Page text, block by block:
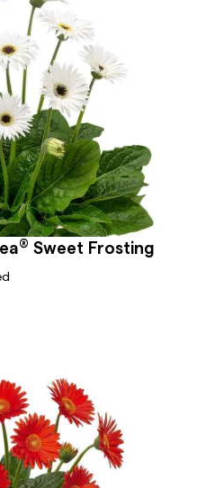
® Sweet Frosting